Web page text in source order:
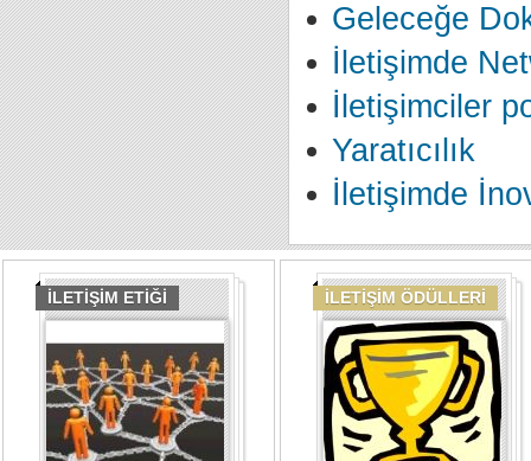
Geleceğe
İletişimde
İletişimciler
Yaratıcılık
İletişimde
İLETİŞİM ETİĞİ İLETİŞİM ÖDÜLLERİ